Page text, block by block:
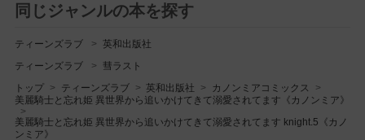
同じジャンルの本を探す
ティーンズラブ 英和出版社
ティーンズラブ 彗ラスト
トップ ティーンズラブ 英和出版社
カノンミアコミックス
美麗騎士と忘れ姫 異世界から追いかけてきて溺愛されてます《カノンミア》
美麗騎士と忘れ姫 異世界から追いかけてきて溺愛されてます knight.5《カノ
ンミア》